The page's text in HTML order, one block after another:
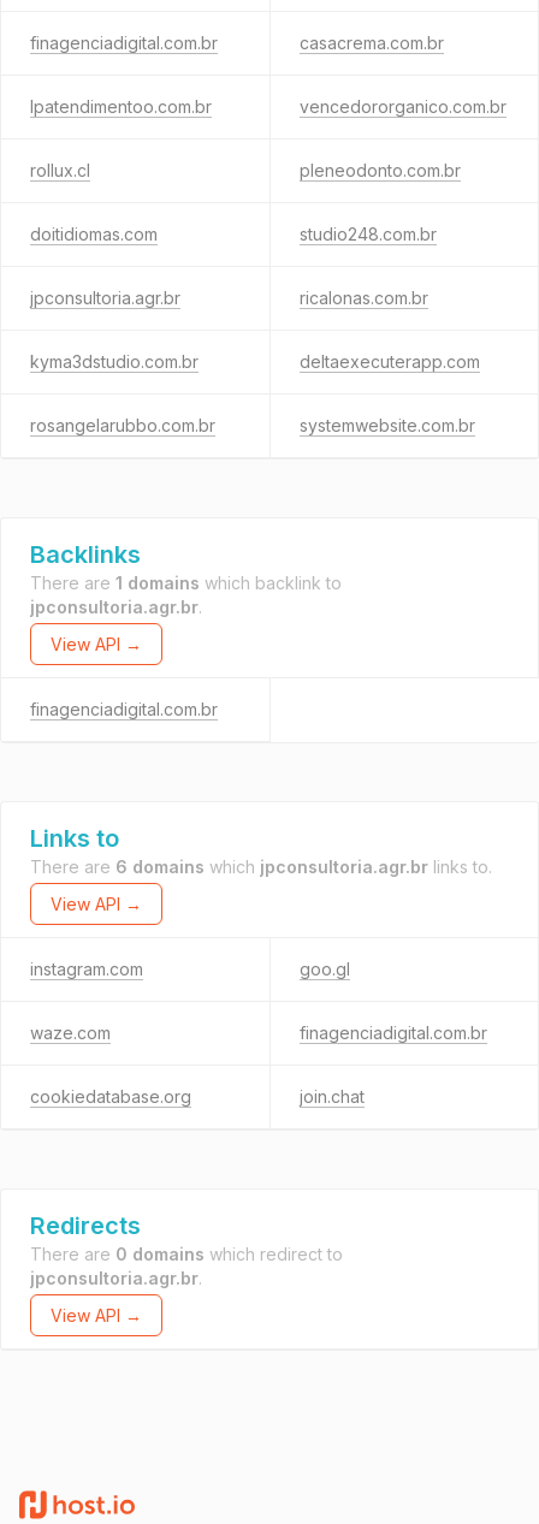
finagenciadigital.com.br casacrema.com.br
lpatendimentoo.com.br vencedororganico.com.br
rollux.cl pleneodonto.com.br
doitidiomas.com studio248.com.br
jpconsultoria.agr.br ricalonas.com.br
kyma3dstudio.com.br deltaexecuterapp.com
rosangelarubbo.com.br systemwebsite.com.br
Backlinks
There are 1 domains which backlink to
jpconsultoria.agr.br.
View API →
finagenciadigital.com.br
Links to
There are 6 domains which jpconsultoria.agr.br links to.
View API →
instagram.com goo.gl
waze.com finagenciadigital.com.br
cookiedatabase.org join.chat
Redirects
There are 0 domains which redirect to
jpconsultoria.agr.br.
View API →